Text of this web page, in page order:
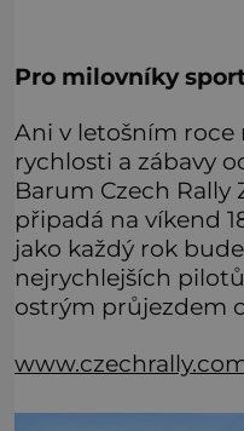
Pro milovníky
Ani v letošním
rychlosti a zábavy
Barum Czech
připadá na víkend
jako každý rok
nejrychlejších
ostrým průjezdem